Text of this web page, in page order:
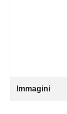
Immagini